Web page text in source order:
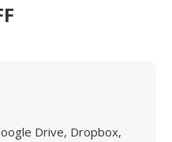
Drive, Dropbox,